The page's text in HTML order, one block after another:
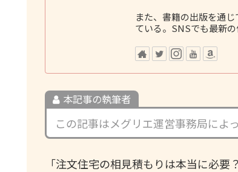
また、書籍の出版を通
ている。SNSでも最新
本記事の執筆者
この記事はメグリエ運営事務局によ
「注文住宅の相見積もりは本当に必